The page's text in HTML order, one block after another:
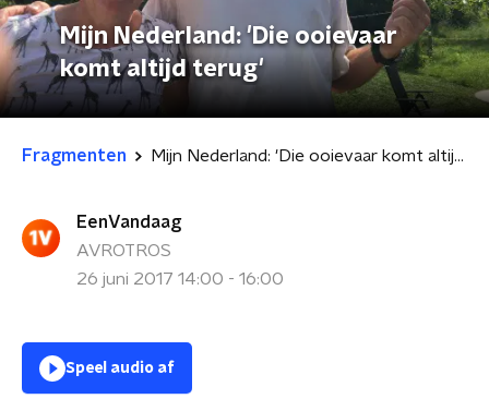
Mijn Nederland: 'Die ooievaar
komt altijd terug'
Fragmenten Mijn Nederland: 'Die ooievaar komt altijd terug'
EenVandaag
AVROTROS
26 juni 2017 14:00 - 16:00
Speel audio af